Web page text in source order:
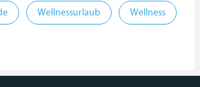
Wellnessurlaub Wellness